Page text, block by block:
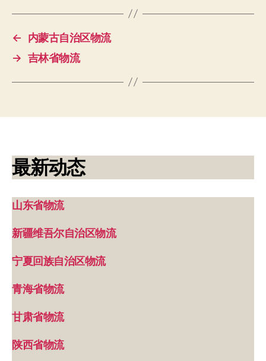
←
内蒙古自治区物流
→ 吉林省物流
最新动态
山东省物流
新疆维吾尔自治区物流
宁夏回族自治区物流
青海省物流
甘肃省物流
陕西省物流